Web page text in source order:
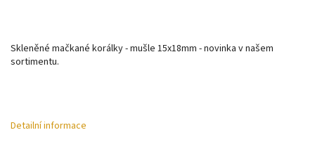
Skleněné mačkané korálky - mušle 15x18mm - novinka v našem
sortimentu.
Detailní informace